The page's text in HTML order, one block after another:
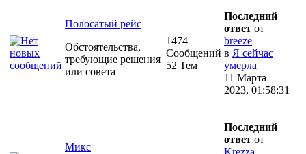
Полосатый рейс
Обстоятельства,
требующие решения
или совета
1474
Сообщений
52 Тем
Последний
ответ от
breeze
в Я сейчас
умерла
11 Марта
2023, 01:58:31
Микс
Последний
ответ от